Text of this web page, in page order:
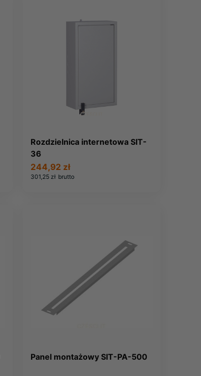
Rozdzielnica internetowa SIT-
36
301,25 zł brutto
244,92 zł
Panel montażowy SIT-PA-500